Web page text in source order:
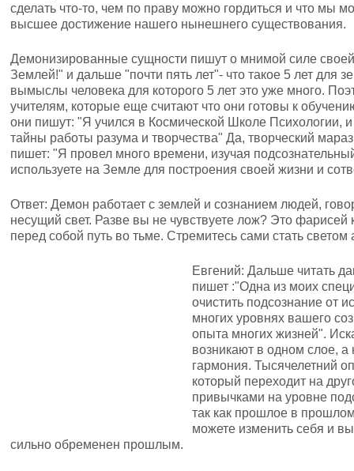
сделать что-то, чем по праву можно гордиться и что мы
высшее достижение нашего нынешнего существования.
Демонизированные сущности пишут о мнимой силе
Землей!" и дальше "почти пять лет"- что такое 5 лет для
вымыслы человека для которого 5 лет это уже много.
учителям, которые еще считают что они готовы к
они пишут: "Я учился в Космической Школе Психологии, и
тайны работы разума и творчества" Да, творческий
пишет: "Я провел много времени, изучая
используете на Земле для построения своей жизни и
Ответ: Демон работает с землей и сознанием людей,
несущий свет. Разве вы не чувствуете лож? Это фарисей
перед собой путь во тьме. Стремитесь сами стать светом
Евгений: Дальше читать
пишет :"Одна из моих
очистить подсознание от
многих уровнях вашего
опыта многих жизней".
возникают в одном слое,
гармония. Тысячелетний
который переходит на
привычками на уровне
так как прошлое в
можете изменить себя и
сильно обременен прошлым.